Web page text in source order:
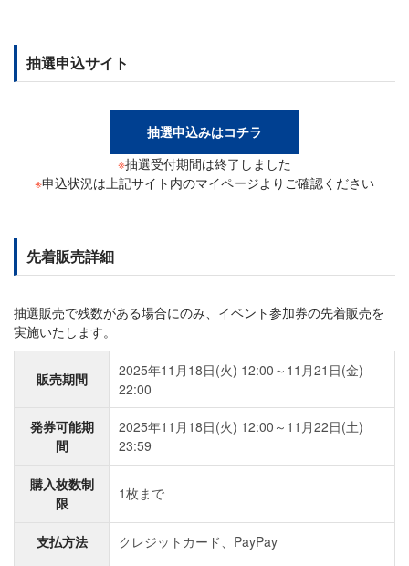
抽選申込サイト
抽選申込みはコチラ
※抽選受付期間は終了しました
※申込状況は上記サイト内のマイページよりご確認ください
先着販売詳細
抽選販売で残数がある場合にのみ、イベント参加券の先着販売を
実施いたします。
販売期間
2025年11月18日(火) 12:00～11月21日(金)
22:00
発券可能期
間
2025年11月18日(火) 12:00～11月22日(土)
23:59
購入枚数制
限
1枚まで
支払方法 クレジットカード、PayPay